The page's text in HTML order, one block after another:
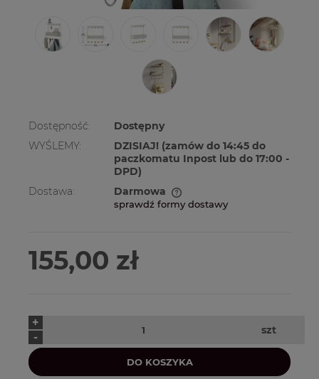
Dostępność:
Dostępny
WYŚLEMY:
DZISIAJ! (zamów do 14:45 do
paczkomatu Inpost lub do 17:00 -
DPD)
Dostawa:
Darmowa
Cena nie zawiera ewentualnych kosztów
sprawdź formy dostawy
155,00 zł
-
+
szt
DO KOSZYKA